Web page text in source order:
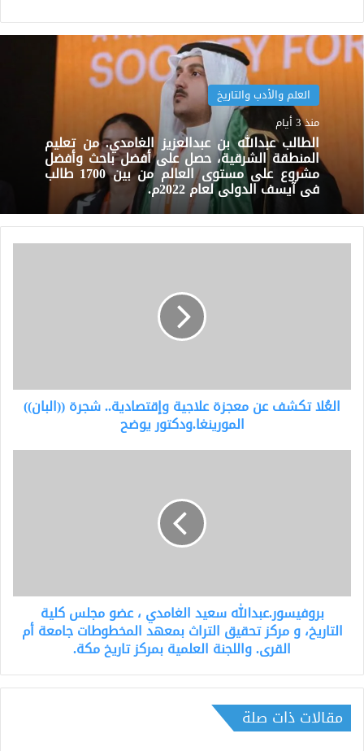
العلم والأدب والتاريخ
منذ 3 أيام
الطالب عبدالله بن عبدالعزيز الغامدي. من تعليم
المنطقة الشرقية، حصل على أفضل باحث وأفضل
مشروع على مستوى العالم من بين 1700 طالب
في آيسف الدولي لعام 2022م.
المورينغا.ودكتور
يوضح
العُلا تكشف عن معجزة علاجية وإقتصادية.. شجرة ((البان))
المورينغا.ودكتور يوضح
و
تحقيق
المخطوطات
القرى.
بروفيسور.عبدالله سعيد الغامدي ، عضو مجلس كلية
التاريخ، و مركز تحقيق التراث بمعهد المخطوطات جامعة أم
القرى. واللجنة العلمية بمركز تاريخ مكة.
مقالات ذات صلة